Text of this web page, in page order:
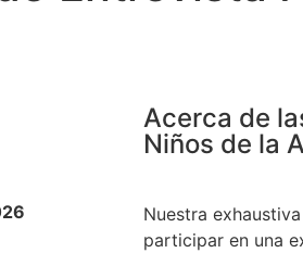
Acerca de
Niños de la
Nuestra
participar en una